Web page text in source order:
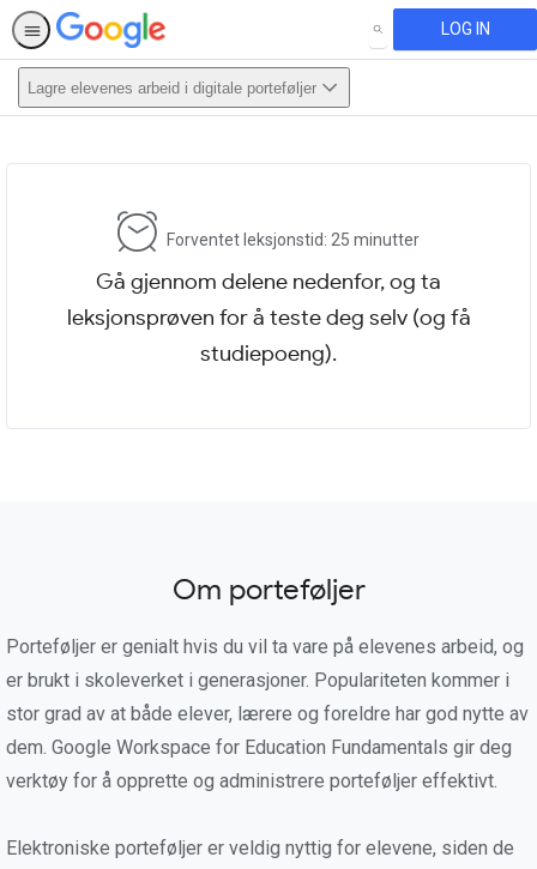
SEARCH LOG IN
Lagre elevenes arbeid i digitale porteføljer
Forventet leksjonstid: 25 minutter
Gå gjennom delene nedenfor, og ta
leksjonsprøven for å teste deg selv (og få
studiepoeng).
Om porteføljer
Porteføljer er genialt hvis du vil ta vare på elevenes arbeid, og
er brukt i skoleverket i generasjoner. Populariteten kommer i
stor grad av at både elever, lærere og foreldre har god nytte av
dem. Google Workspace for Education Fundamentals gir deg
verktøy for å opprette og administrere porteføljer effektivt.
Elektroniske porteføljer er veldig nyttig for elevene, siden de